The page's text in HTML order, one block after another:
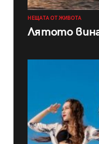
НЕЩАТА ОТ ЖИВОТА
Лятото